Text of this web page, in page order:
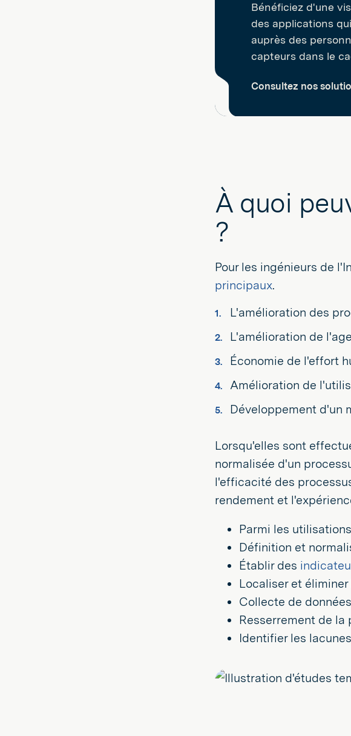
Bénéficiez d'une
des applications
auprès des
capteurs dans le
Consultez nos
À quoi
?
Pour les ingénieurs de
principaux.
L'amélioration des
L'amélioration de
Économie de l'effort
Amélioration de
Développement d'un
Lorsqu'elles sont
normalisée d'un
l'efficacité des
rendement et
Parmi les
Définition et
Établir des
Localiser et
Collecte de
Resserrement de
Identifier les